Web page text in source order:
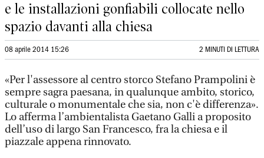
e le installazioni gonfiabili collocate nello
spazio davanti alla chiesa
08 aprile 2014 15:26 2 MINUTI DI LETTURA
«Per l'assessore al centro storco Stefano Prampolini è
sempre sagra paesana, in qualunque ambito, storico,
culturale o monumentale che sia, non c'è differenza».
Lo afferma l’ambientalista Gaetano Galli a proposito
dell’uso di largo San Francesco, fra la chiesa e il
piazzale appena rinnovato.